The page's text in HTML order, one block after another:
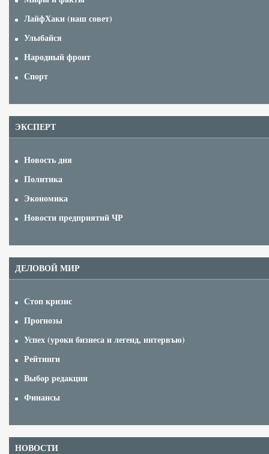
ЛайфХаки (наш совет)
Улыбайся
Народный фронт
Спорт
ЭКСПЕРТ
Новость дня
Политика
Экономика
Новости предприятий ЧР
ДЕЛОВОЙ МИР
Стоп кризис
Прогнозы
Успех (уроки бизнеса и легенд, интервъю)
Рейтинги
Выбор редакции
Финансы
НОВОСТИ